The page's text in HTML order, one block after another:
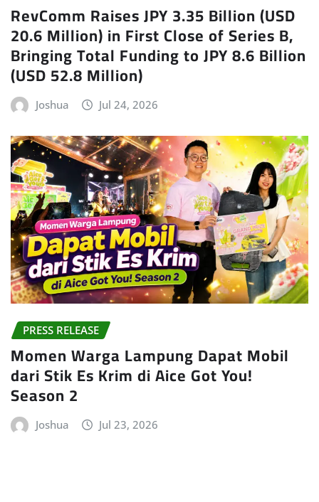
RevComm Raises JPY 3.35 Billion (USD
20.6 Million) in First Close of Series B,
Bringing Total Funding to JPY 8.6 Billion
(USD 52.8 Million)
Joshua Jul 24, 2026
PRESS RELEASE
Momen Warga Lampung Dapat Mobil
dari Stik Es Krim di Aice Got You!
Season 2
Joshua Jul 23, 2026